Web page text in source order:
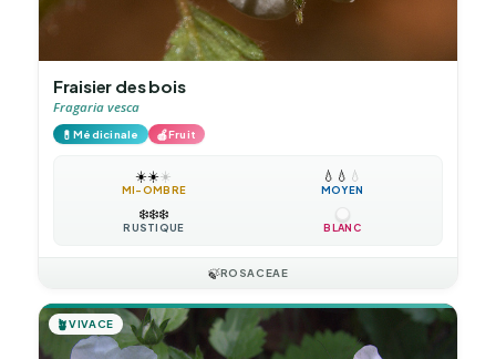
Fraisier des bois
Fragaria vesca
💊Médicinale 🍎Fruit
☀️☀️☀️
MI-OMBRE
💧 💧 💧
MOYEN
❄️❄️❄️
RUSTIQUE BLANC
🍃ROSACEAE
🪴VIVACE